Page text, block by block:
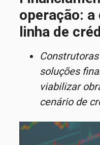
operação: a
linha de
soluções
viabilizar
cenário de